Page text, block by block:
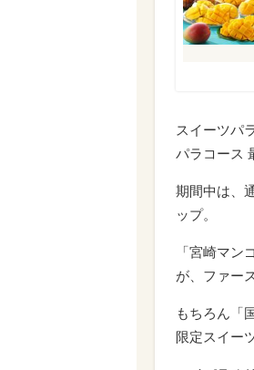
スイーツパ
パラコース
期間中は、
ップ。
「宮崎マ
が、ファー
もちろん「
限定スイー